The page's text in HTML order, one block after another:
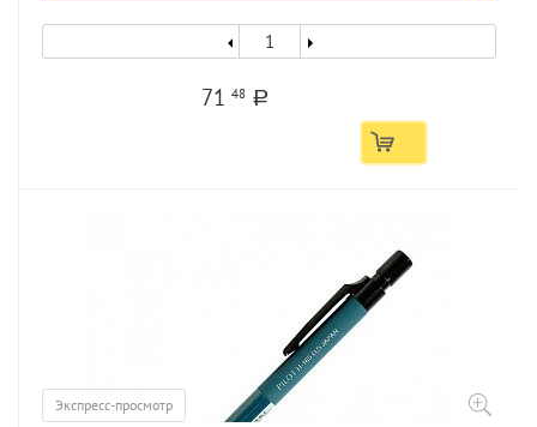
7148 a
Экспресс-просмотр